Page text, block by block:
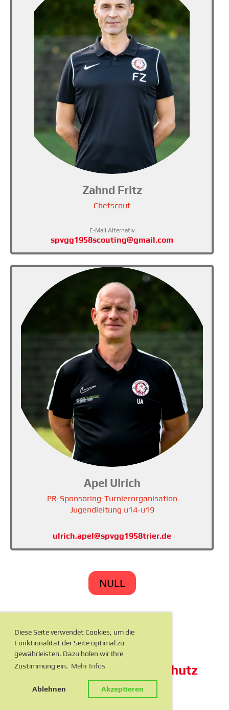
Diese Seite verwendet Cookies, um die
Funktionalität der Seite optimal zu
gewährleisten. Dazu holen wir Ihre
Zustimmung ein. Mehr Infos
Ablehnen Akzeptieren
Zahnd Fritz
Chefscout
E-Mail Alternativ
spvgg1958scouting@gmail.com
Apel Ulrich
PR-Sponsoring-Turnierorganisation
Jugendleitung u14-u19
ulrich.apel@spvgg1958trier.de
NULL
Impressum Datenschutz
© Spielvereinigung 1958 Trier
powered byClubdesk